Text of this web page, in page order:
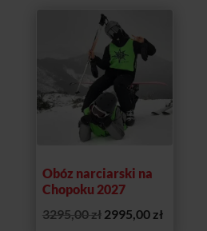
Promocja!
Obóz narciarski na
Chopoku 2027
3295,00zł Pierwotna
2995,00 złAktualna